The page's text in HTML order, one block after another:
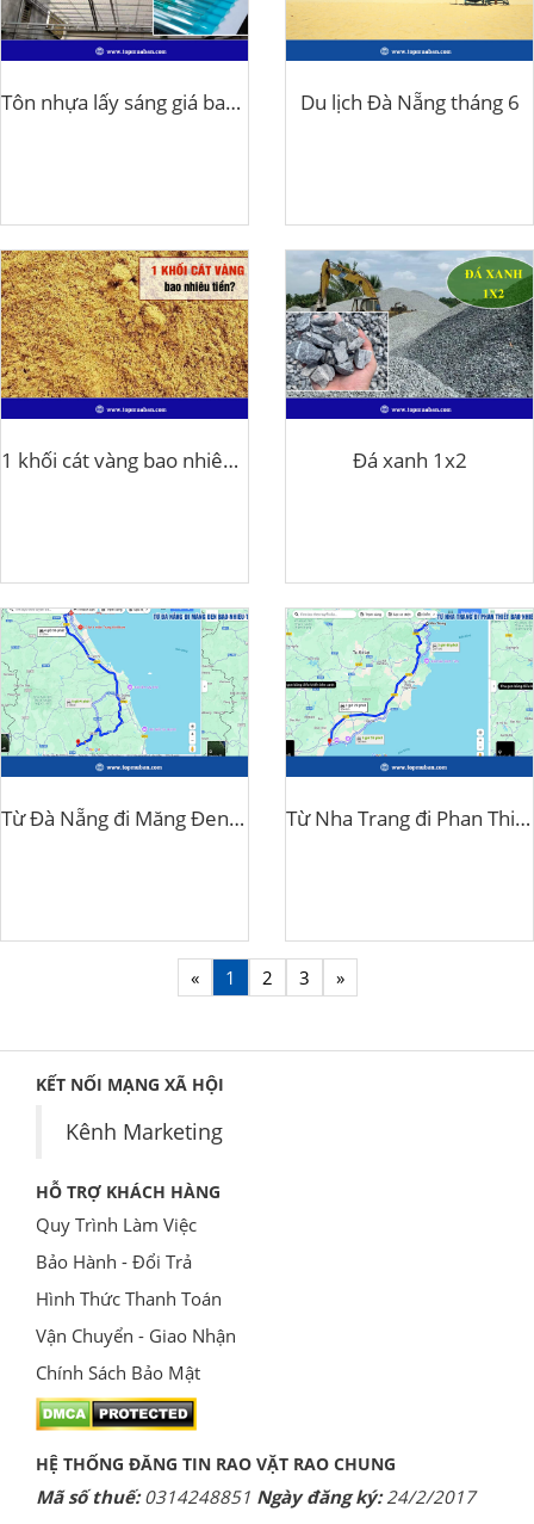
Tôn nhựa lấy sáng giá bao nhiêu tiền? Du lịch Đà Nẵng tháng 6
1 khối cát vàng bao nhiêu tiền? Đá xanh 1x2
Từ Đà Nẵng đi Măng Đen bao nhiêu tiếng Từ Nha Trang đi Phan Thiết bao nhiêu km
« 1 2 3 »
KẾT NỐI MẠNG XÃ HỘI
Kênh Marketing
HỖ TRỢ KHÁCH HÀNG
Quy Trình Làm Việc
Bảo Hành - Đổi Trả
Hình Thức Thanh Toán
Vận Chuyển - Giao Nhận
Chính Sách Bảo Mật
HỆ THỐNG ĐĂNG TIN RAO VẶT RAO CHUNG
Mã số thuế:0314248851 Ngày đăng ký:24/2/2017